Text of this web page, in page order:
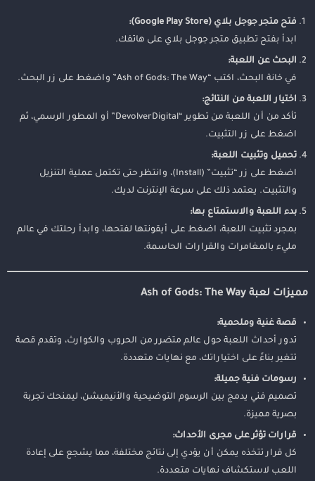
فتح متجر جوجل بلاي (Google Play Store):
ابدأ بفتح تطبيق متجر جوجل بلاي على هاتفك.
البحث عن اللعبة:
في خانة البحث، اكتب “Ash of Gods: The Way” واضغط على زر البحث.
اختيار اللعبة من النتائج:
تأكد من أن اللعبة من تطوير “DevolverDigital” أو المطور الرسمي، ثم
اضغط على زر التثبيت.
تحميل وتثبيت اللعبة:
اضغط على زر “تثبيت” (Install)، وانتظر حتى تكتمل عملية التنزيل
والتثبيت. يعتمد ذلك على سرعة الإنترنت لديك.
بدء اللعبة والاستمتاع بها:
بمجرد تثبيت اللعبة، اضغط على أيقونتها لفتحها، وابدأ رحلتك في عالم
مليء بالمغامرات والقرارات الحاسمة.
مميزات لعبة Ash of Gods: The Way
قصة غنية وملحمية:
تدور أحداث اللعبة حول عالم متضرر من الحروب والكوارث، وتقدم قصة
تتغير بناءً على اختياراتك، مع نهايات متعددة.
رسومات فنية جميلة:
تصميم فني يدمج بين الرسوم التوضيحية والأنيميشن، ليمنحك تجربة
بصرية مميزة.
قرارات تؤثر على مجرى الأحداث:
كل قرار تتخذه يمكن أن يؤدي إلى نتائج مختلفة، مما يشجع على إعادة
اللعب لاستكشاف نهايات متعددة.